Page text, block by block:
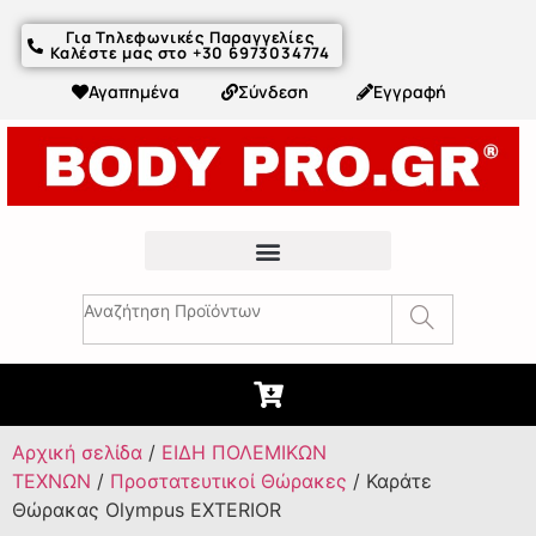
Για Τηλεφωνικές Παραγγελίες
Καλέστε μας στο +30 6973034774
Αγαπημένα Σύνδεση Εγγραφή
Αρχική σελίδα / ΕΙΔΗ ΠΟΛΕΜΙΚΩΝ
ΤΕΧΝΩΝ / Προστατευτικοί Θώρακες / Καράτε
Θώρακας Olympus EXTERIOR